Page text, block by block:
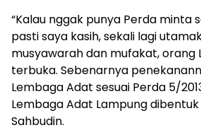
“Kalau nggak punya Perda minta
pasti saya kasih, sekali lagi
musyawarah dan mufakat, orang
terbuka. Sebenarnya
Lembaga Adat sesuai Perda 5/
Lembaga Adat Lampung dibentuk
Sahbudin.